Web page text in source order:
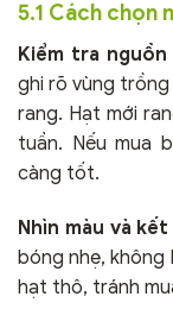
5.1 Cách chọn
Kiểm tra
ghi rõ vùng trồng
rang. Hạt mới
tuần. Nếu mua
càng tốt.
Nhìn màu và
bóng nhẹ, không
hạt thô, tránh